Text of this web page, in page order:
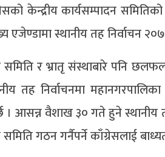
केन्द्रीय कार्यसम्पादन
स्थानीय तह निर्वाचन
र भ्रातृ संस्थाबारे पनि
तह निर्वाचनमा
आसन्न वैशाख ३० गते हुने स्थानीय
गठन गर्नैपर्ने काँग्रेसलाई